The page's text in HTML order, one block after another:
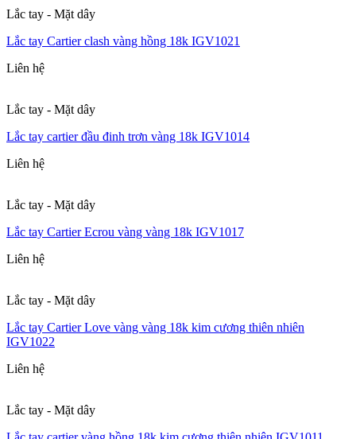
Lắc tay - Mặt dây
Lắc tay Cartier clash vàng hồng 18k IGV1021
Liên hệ
Lắc tay - Mặt dây
Lắc tay cartier đầu đinh trơn vàng 18k IGV1014
Liên hệ
Lắc tay - Mặt dây
Lắc tay Cartier Ecrou vàng vàng 18k IGV1017
Liên hệ
Lắc tay - Mặt dây
Lắc tay Cartier Love vàng vàng 18k kim cương thiên nhiên
IGV1022
Liên hệ
Lắc tay - Mặt dây